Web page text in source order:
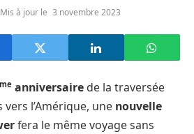
Mis à jour le 3 novembre 2023
anniversaire de la traversée
l’Amérique, une nouvelle
fera le même voyage sans